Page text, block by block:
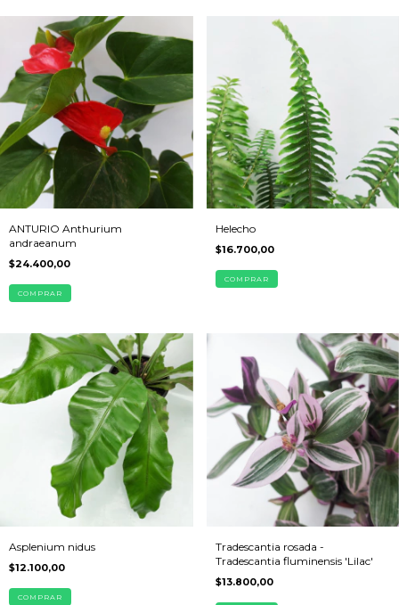
ANTURIO Anthurium
andraeanum
$24.400,00
COMPRAR
Helecho
$16.700,00
COMPRAR
Asplenium nidus
$12.100,00
COMPRAR
Tradescantia rosada -
Tradescantia fluminensis 'Lilac'
$13.800,00